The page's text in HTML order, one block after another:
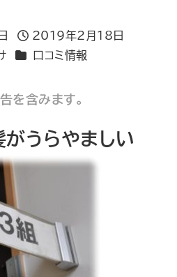
投稿日
2019年2月18日
カテゴリー
口コミ情報
を含みます。
うらやましい